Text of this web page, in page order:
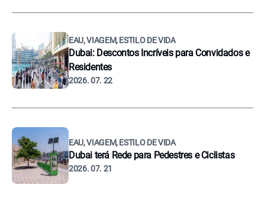
EAU, VIAGEM, ESTILO DE VIDA
Dubai: Descontos Incríveis para Convidados e
Residentes
2026. 07. 22
EAU, VIAGEM, ESTILO DE VIDA
Dubai terá Rede para Pedestres e Ciclistas
2026. 07. 21